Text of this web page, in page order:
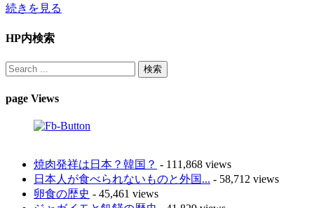
続きを見る
HP内検索
page Views
焼肉発祥は日本？韓国？ - 111,868 views
日本人が食べられないものと外国... - 58,712 views
卵食の歴史 - 45,461 views